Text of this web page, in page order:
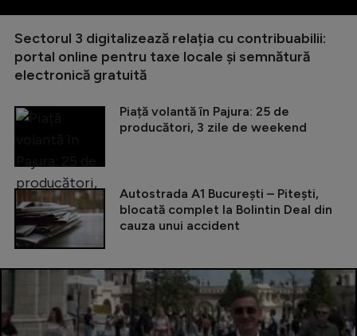
Sectorul 3 digitalizează relația cu contribuabilii:
portal online pentru taxe locale și semnătură
electronică gratuită
Piață volantă în Pajura: 25 de
producători, 3 zile de weekend
Autostrada A1 București – Pitești,
blocată complet la Bolintin Deal din
cauza unui accident